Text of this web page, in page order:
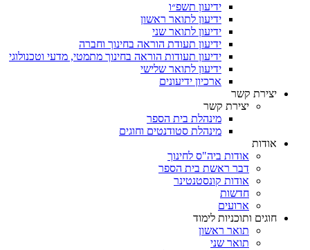
ידיעון תשפ״ו
ידיעון לתואר ראשון
ידיעון לתואר שני
ידיעון תעודת הוראה בחינוך וחברה
ידיעון תעודות הוראה בחינוך מתמטי, מדעי וטכנולוגי
ידיעון לתואר שלישי
ארכיון ידיעונים
יצירת קשר
יצירת קשר
מינהלת בית הספר
מינהלת סטודנטים וחוגים
אודות
אודות ביה"ס לחינוך
דבר ראשת בית הספר
אודות קונסטנטינר
חדשות
ארועים
חוגים ותוכניות לימוד
תואר ראשון
תואר שני